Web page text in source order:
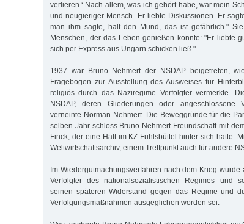
verlieren.‘ Nach allem, was ich gehört habe, war mein
und neugieriger Mensch. Er liebte Diskussionen. Er
man ihm sagte, halt den Mund, das ist gefährlich."
Menschen, der das Leben genießen konnte: "Er liebte
sich per Express aus Ungarn schicken ließ."
1937 war Bruno Nehmert der NSDAP beigetreten,
Fragebogen zur Ausstellung des Ausweises für
religiös durch das Naziregime Verfolgter vermerkte.
NSDAP, deren Gliederungen oder angeschlossene
verneinte Norman Nehmert. Die Beweggründe für die
selben Jahr schloss Bruno Nehmert Freundschaft mit
Finck, der eine Haft im KZ Fuhlsbüttel hinter sich hatte.
Weltwirtschaftsarchiv, einem Treffpunkt auch für andere
Im Wiedergutmachungsverfahren nach dem Krieg
Verfolgter des nationalsozialistischen Regimes und
seinen späteren Widerstand gegen das Regime und
Verfolgungsmaßnahmen ausgeglichen worden sei.